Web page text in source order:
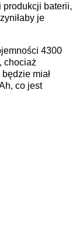
produkcji baterii,
je
4300
chociaż
miał
co jest